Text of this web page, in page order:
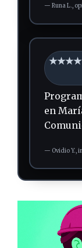
— Runa L.,
en
— Ovidio Y.,